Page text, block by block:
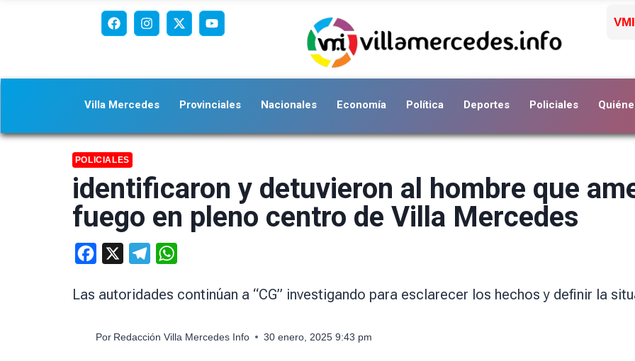
Villa Mercedes Provinciales Nacionales Economía Política Deportes Policiales
POLICIALES
identificaron y detuvieron al hombre que
fuego en pleno centro de Villa Mercedes
Facebook Telegram
Las autoridades continúan a “CG” investigando para esclarecer los hechos y definir la
Por Redacción Villa Mercedes Info 30 enero, 2025 9:43 pm